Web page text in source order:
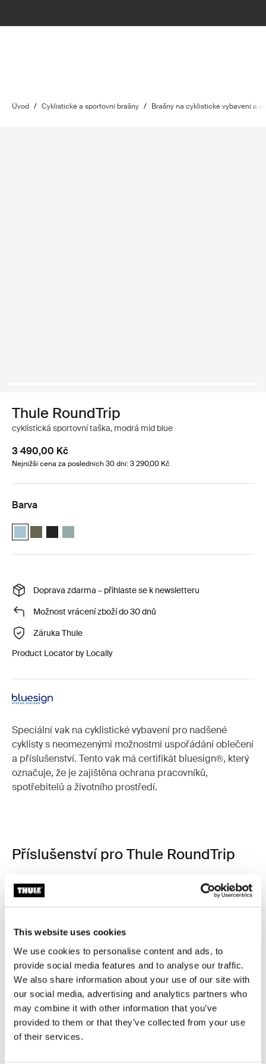
This website uses cookies
We use cookies to personalise content and ads, to
provide social media features and to analyse our traffic.
We also share information about your use of our site with
our social media, advertising and analytics partners who
may combine it with other information that you’ve
provided to them or that they’ve collected from your use
of their services.
Úvod / Cyklistické a sportovní brašny / Brašny na cyklistické vybavení a
Thule RoundTrip
cyklistická sportovní taška, modrá mid blue
3 490,00 Kč
Nejnižší cena za posledních 30 dní: 3 290,00 Kč
Barva
Thule RoundTrip bike duffel 55L Středně modrá (selected)
Thule RoundTrip bike duffel 55L Tmavá khaki
Thule RoundTrip bike duffel 55L Černá
Thule RoundTrip bike duffel 55L Mlhavě zelená
Doprava zdarma – přihlaste se k newsletteru
Možnost vrácení zboží do 30 dnů
Záruka Thule
Product Locator by Locally
Speciální vak na cyklistické vybavení pro nadšené
cyklisty s neomezenými možnostmi uspořádání oblečení
a příslušenství. Tento vak má certifikát bluesign®, který
označuje, že je zajištěna ochrana pracovníků,
spotřebitelů a životního prostředí.
Příslušenství pro Thule RoundTrip